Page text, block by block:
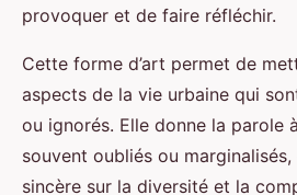
provoquer et de faire réfléchir.
Cette forme d’art permet de
aspects de la vie urbaine qui
ou ignorés. Elle donne la parole
souvent oubliés ou
sincère sur la diversité et la